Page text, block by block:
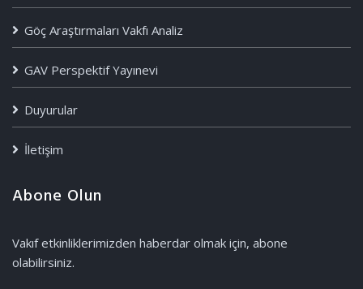
Göç Araştırmaları Vakfı Analiz
GAV Perspektif Yayınevi
Duyurular
İletişim
Abone Olun
Vakıf etkinliklerimizden haberdar olmak için, abone
olabilirsiniz.